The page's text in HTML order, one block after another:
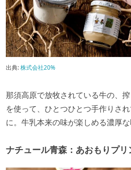
出典:株式会社20%
那須高原で放牧されている牛の、
を使って、ひとつひとつ手作りさ
に。牛乳本来の味が楽しめる濃厚な
ナチュール青森：あおもりプリ